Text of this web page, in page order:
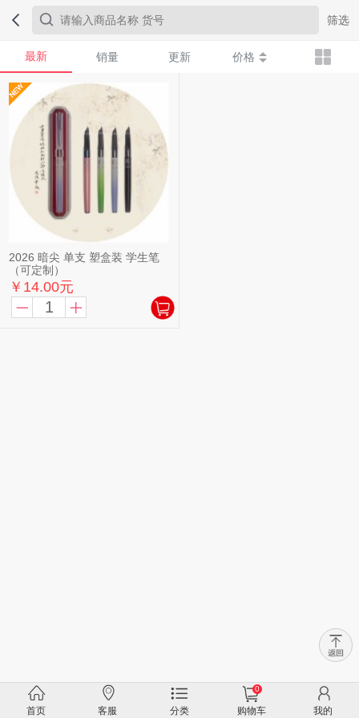
筛选
最新 销量 更新 价格
2026 暗尖 单支 塑盒装 学生笔
（可定制）
￥14.00元
首页 客服 分类
0
购物车 我的